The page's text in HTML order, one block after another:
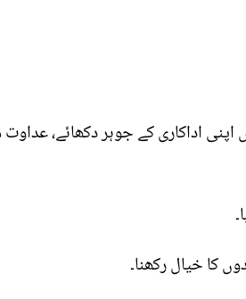
اداکاری کے جوہر دکھائے،
کا خیال رکھنا۔